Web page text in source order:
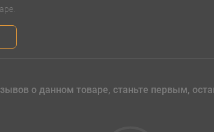
о данном товаре, станьте первым,